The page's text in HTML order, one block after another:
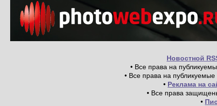
Новостной
• Все права на
• Все права на
• Реклама на
• Все права
•